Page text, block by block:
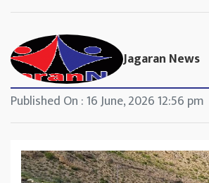
Jagaran News
Published On : 16 June, 2026 12:56 pm